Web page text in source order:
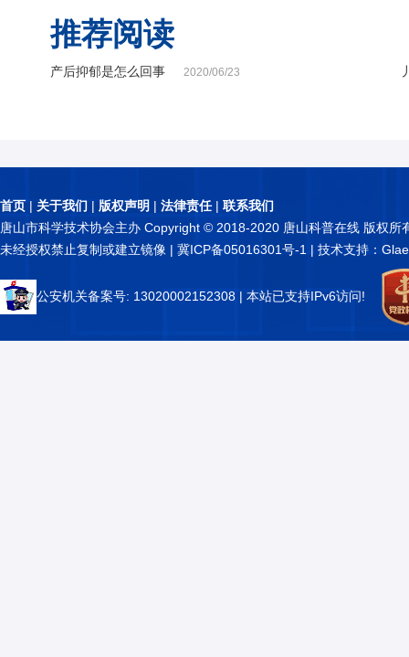
推荐阅读
产后抑郁是怎么回事 2020/06/23
首页 | 关于我们 | 版权声明 | 法律责任| 联系我们
唐山市科学技术协会主办 Copyright © 2018-2020 唐山科普在线 版权所
未经授权禁止复制或建立镜像 | 冀ICP备05016301号-1 | 技术支持：
公安机关备案号: 13020002152308 | 本站已支持IPv6访问!